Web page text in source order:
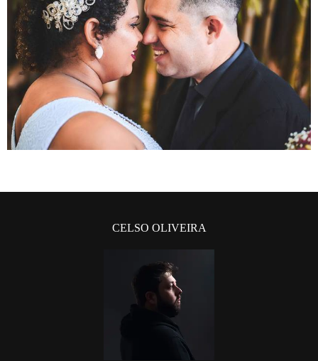
CELSO OLIVEIRA